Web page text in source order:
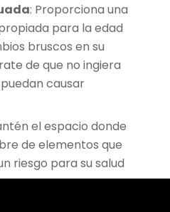
: Proporciona una
para la edad
bruscos en su
de que no ingiera
causar
el espacio donde
de elementos que
riesgo para su salud